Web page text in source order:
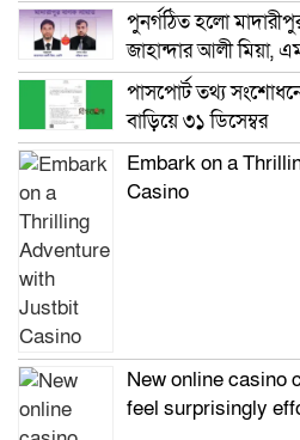
পুনর্গঠিত হলো
জাহান্দার আলী মিয়া,
পাসপোর্ট তথ্য
বাড়িয়ে ৩১ ডিসেম্বর
Embark on a
Casino
New online casino
feel surprisingly